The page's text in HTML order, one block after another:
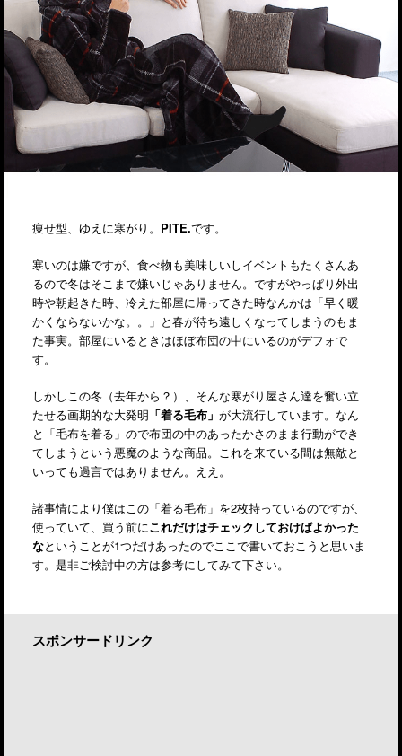
痩せ型、ゆえに寒がり。 PITE.です。
寒いのは嫌ですが、食べ物も美味しいしイベントもたくさんあ
るので冬はそこまで嫌いじゃありません。ですがやっぱり外出
時や朝起きた時、冷えた部屋に帰ってきた時なんかは「早く暖
かくならないかな。。」と春が待ち遠しくなってしまうのもま
た事実。部屋にいるときはほぼ布団の中にいるのがデフォで
す。
しかしこの冬（去年から？）、そんな寒がり屋さん達を奮い立
たせる画期的な大発明 「着る毛布」 が大流行しています。なん
と「毛布を着る」ので布団の中のあったかさのまま行動ができ
てしまうという悪魔のような商品。これを来ている間は無敵と
いっても過言ではありません。ええ。
諸事情により僕はこの「着る毛布」を2枚持っているのですが、
使っていて、買う前にこれだけはチェックしておけばよかった
なということが1つだけあったのでここで書いておこうと思いま
す。是非ご検討中の方は参考にしてみて下さい。
スポンサードリンク